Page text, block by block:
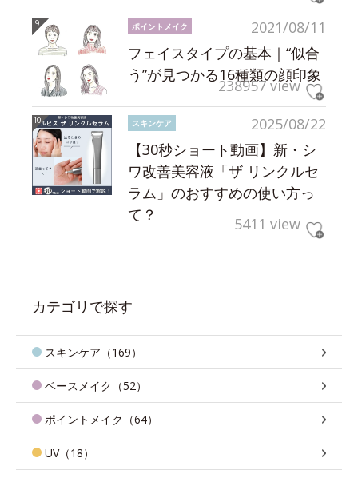
2021/08/11
ポイントメイク
フェイスタイプの基本｜“似合
う”が見つかる16種類の顔印象
238957 view
2025/08/22
スキンケア
【30秒ショート動画】新・シ
ワ改善美容液「ザ リンクルセ
ラム」のおすすめの使い方っ
て？
5411 view
カテゴリで探す
スキンケア（169）
ベースメイク（52）
ポイントメイク（64）
UV（18）